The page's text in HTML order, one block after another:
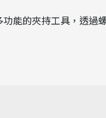
能的夾持工具，透過